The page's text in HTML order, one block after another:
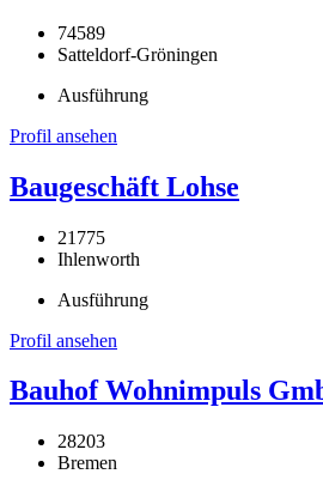
74589
Satteldorf-Gröningen
Ausführung
Profil ansehen
Baugeschäft Lohse
21775
Ihlenworth
Ausführung
Profil ansehen
Bauhof Wohnimpuls
28203
Bremen